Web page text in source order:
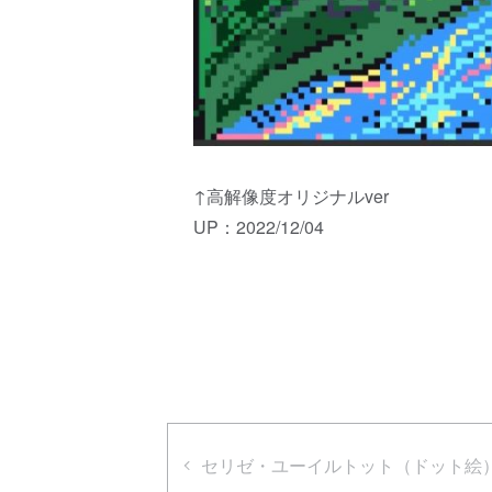
↑高解像度オリジナルver
UP：2022/12/04
セリゼ・ユーイルトット（ドット絵